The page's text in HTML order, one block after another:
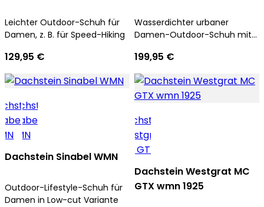
Leichter Outdoor-Schuh für
Damen, z. B. für Speed-Hiking
129,95 €
Wasserdichter urbaner
Damen-Outdoor-Schuh mit
cut Variante
199,95 €
Dachstein Sinabel WMN
Outdoor-Lifestyle-Schuh für
Damen in Low-cut Variante
Dachstein Westgrat MC
GTX wmn 1925